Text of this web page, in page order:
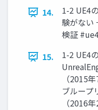
14.
1-2 UE4
験がない
検証
15.
1-2 UE4
（2015
ブループ
（2016